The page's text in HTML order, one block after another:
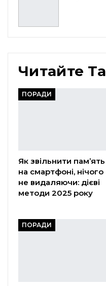
Читайте
ПОРАДИ
Як звільнити пам’ять
на смартфоні, нічого
не видаляючи: дієві
методи 2025 року
ПОРАДИ